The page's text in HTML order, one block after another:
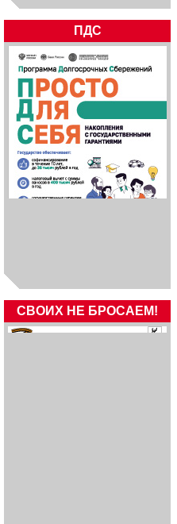
ПДС
СВОИХ НЕ БРОСАЕМ!